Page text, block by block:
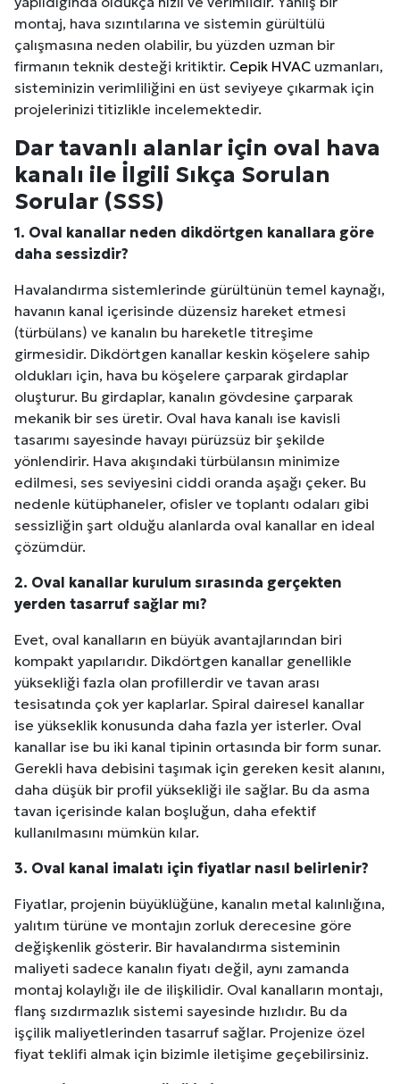
montaj, hava sızıntılarına ve sistemin gürültülü
çalışmasına neden olabilir, bu yüzden uzman bir
firmanın teknik desteği kritiktir. Cepik HVAC uzmanları,
sisteminizin verimliliğini en üst seviyeye çıkarmak için
projelerinizi titizlikle incelemektedir.
Dar tavanlı alanlar için oval hava
kanalı ile İlgili Sıkça Sorulan
Sorular (SSS)
1. Oval kanallar neden dikdörtgen kanallara göre
daha sessizdir?
Havalandırma sistemlerinde gürültünün temel kaynağı,
havanın kanal içerisinde düzensiz hareket etmesi
(türbülans) ve kanalın bu hareketle titreşime
girmesidir. Dikdörtgen kanallar keskin köşelere sahip
oldukları için, hava bu köşelere çarparak girdaplar
oluşturur. Bu girdaplar, kanalın gövdesine çarparak
mekanik bir ses üretir. Oval hava kanalı ise kavisli
tasarımı sayesinde havayı pürüzsüz bir şekilde
yönlendirir. Hava akışındaki türbülansın minimize
edilmesi, ses seviyesini ciddi oranda aşağı çeker. Bu
nedenle kütüphaneler, ofisler ve toplantı odaları gibi
sessizliğin şart olduğu alanlarda oval kanallar en ideal
çözümdür.
2. Oval kanallar kurulum sırasında gerçekten
yerden tasarruf sağlar mı?
Evet, oval kanalların en büyük avantajlarından biri
kompakt yapılarıdır. Dikdörtgen kanallar genellikle
yüksekliği fazla olan profillerdir ve tavan arası
tesisatında çok yer kaplarlar. Spiral dairesel kanallar
ise yükseklik konusunda daha fazla yer isterler. Oval
kanallar ise bu iki kanal tipinin ortasında bir form sunar.
Gerekli hava debisini taşımak için gereken kesit alanını,
daha düşük bir profil yüksekliği ile sağlar. Bu da asma
tavan içerisinde kalan boşluğun, daha efektif
kullanılmasını mümkün kılar.
3. Oval kanal imalatı için fiyatlar nasıl belirlenir?
Fiyatlar, projenin büyüklüğüne, kanalın metal kalınlığına,
yalıtım türüne ve montajın zorluk derecesine göre
değişkenlik gösterir. Bir havalandırma sisteminin
maliyeti sadece kanalın fiyatı değil, aynı zamanda
montaj kolaylığı ile de ilişkilidir. Oval kanalların montajı,
flanş sızdırmazlık sistemi sayesinde hızlıdır. Bu da
işçilik maliyetlerinden tasarruf sağlar. Projenize özel
fiyat teklifi almak için bizimle iletişime geçebilirsiniz.